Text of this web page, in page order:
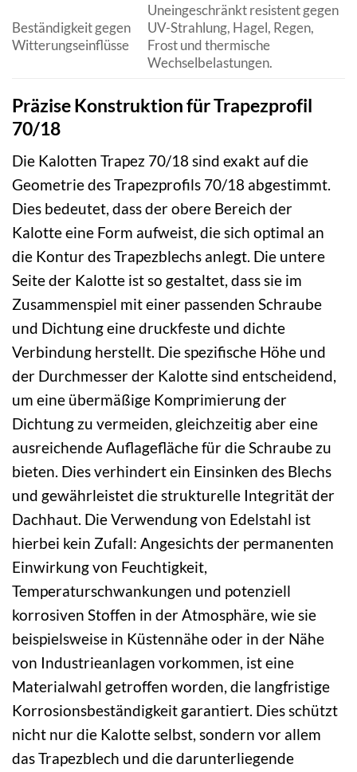
Beständigkeit gegen
Witterungseinflüsse
Uneingeschränkt resistent gegen
UV-Strahlung, Hagel, Regen,
Frost und thermische
Wechselbelastungen.
Präzise Konstruktion für Trapezprofil
70/18
Die Kalotten Trapez 70/18 sind exakt auf die
Geometrie des Trapezprofils 70/18 abgestimmt.
Dies bedeutet, dass der obere Bereich der
Kalotte eine Form aufweist, die sich optimal an
die Kontur des Trapezblechs anlegt. Die untere
Seite der Kalotte ist so gestaltet, dass sie im
Zusammenspiel mit einer passenden Schraube
und Dichtung eine druckfeste und dichte
Verbindung herstellt. Die spezifische Höhe und
der Durchmesser der Kalotte sind entscheidend,
um eine übermäßige Komprimierung der
Dichtung zu vermeiden, gleichzeitig aber eine
ausreichende Auflagefläche für die Schraube zu
bieten. Dies verhindert ein Einsinken des Blechs
und gewährleistet die strukturelle Integrität der
Dachhaut. Die Verwendung von Edelstahl ist
hierbei kein Zufall: Angesichts der permanenten
Einwirkung von Feuchtigkeit,
Temperaturschwankungen und potenziell
korrosiven Stoffen in der Atmosphäre, wie sie
beispielsweise in Küstennähe oder in der Nähe
von Industrieanlagen vorkommen, ist eine
Materialwahl getroffen worden, die langfristige
Korrosionsbeständigkeit garantiert. Dies schützt
nicht nur die Kalotte selbst, sondern vor allem
das Trapezblech und die darunterliegende